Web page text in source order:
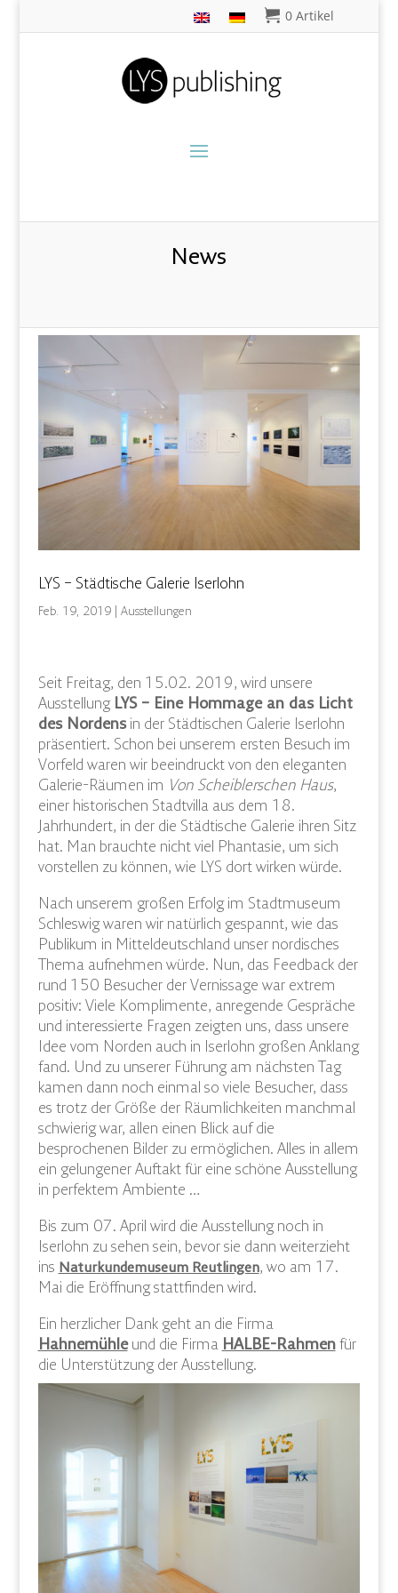
0 Artikel
News
LYS – Städtische Galerie Iserlohn
Feb. 19, 2019| Ausstellungen
Seit Freitag, den 15.02. 2019, wird unsere
Ausstellung LYS – Eine Hommage an das Licht
des Nordensin der Städtischen Galerie Iserlohn
präsentiert. Schon bei unserem ersten Besuch im
Vorfeld waren wir beeindruckt von den eleganten
Galerie-Räumen im Von Scheiblerschen Haus,
einer historischen Stadtvilla aus dem 18.
Jahrhundert, in der die Städtische Galerie ihren Sitz
hat. Man brauchte nicht viel Phantasie, um sich
vorstellen zu können, wie LYS dort wirken würde.
Nach unserem großen Erfolg im Stadtmuseum
Schleswig waren wir natürlich gespannt, wie das
Publikum in Mitteldeutschland unser nordisches
Thema aufnehmen würde. Nun, das Feedback der
rund 150 Besucher der Vernissage war extrem
positiv: Viele Komplimente, anregende Gespräche
und interessierte Fragen zeigten uns, dass unsere
Idee vom Norden auch in Iserlohn großen Anklang
fand. Und zu unserer Führung am nächsten Tag
kamen dann noch einmal so viele Besucher, dass
es trotz der Größe der Räumlichkeiten manchmal
schwierig war, allen einen Blick auf die
besprochenen Bilder zu ermöglichen. Alles in allem
ein gelungener Auftakt für eine schöne Ausstellung
in perfektem Ambiente …
Bis zum 07. April wird die Ausstellung noch in
Iserlohn zu sehen sein, bevor sie dann weiterzieht
ins Naturkundemuseum Reutlingen, wo am 17.
Mai die Eröffnung stattfinden wird.
Ein herzlicher Dank geht an die Firma
Hahnemühleund die Firma HALBE-Rahmenfür
die Unterstützung der Ausstellung.